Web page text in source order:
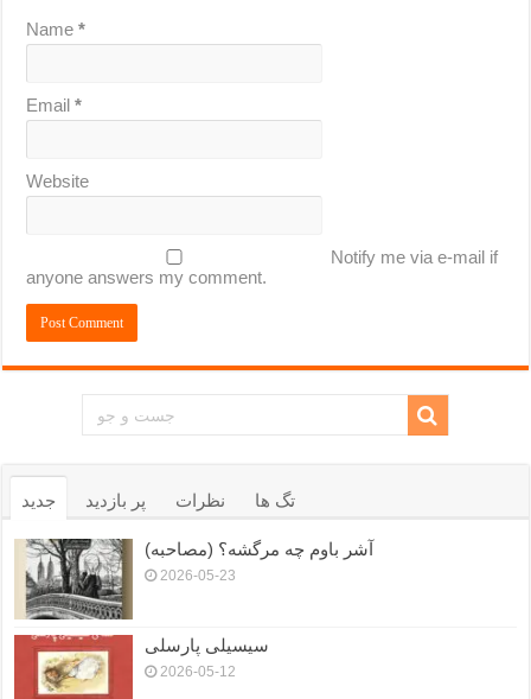
Name*
Email*
Website
Notify me via e-mail if
anyone answers my comment.
جدید پر بازدید نظرات تگ ها
آشر باوم چه مرگشه؟ (مصاحبه)
2026-05-23
سیسیلی پارسلی
2026-05-12